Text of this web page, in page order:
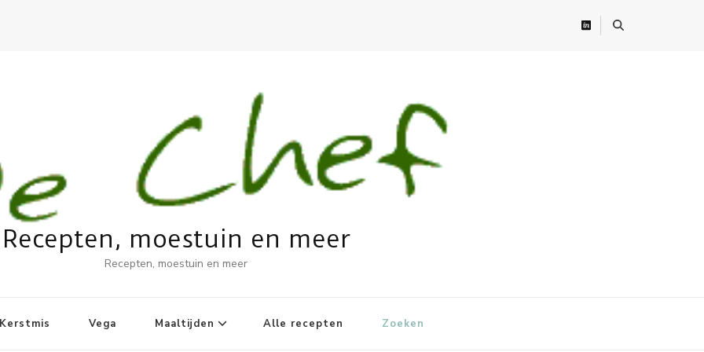
Recepten, moestuin en meer
Recepten, moestuin en meer
Vega Maaltijden Alle recepten Zoeken